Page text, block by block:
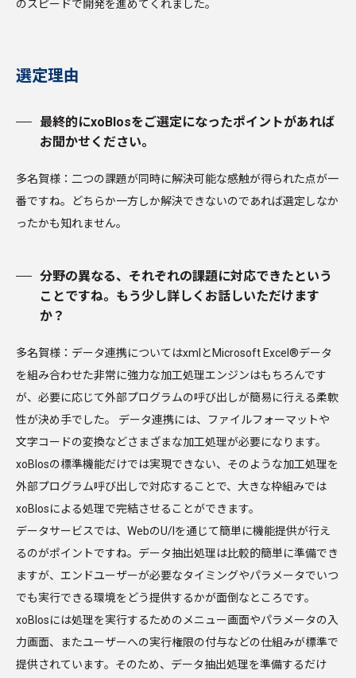
のスピードで開発を進めてくれました。
選定理由
最終的にxoBlosをご選定になったポイントがあれば
お聞かせください。
多名賀様：二つの課題が同時に解決可能な感触が得られた点が一
番ですね。どちらか一方しか解決できないのであれば選定しなか
ったかも知れません。
分野の異なる、それぞれの課題に対応できたという
ことですね。もう少し詳しくお話しいただけます
か？
多名賀様：データ連携についてはxmlとMicrosoft Excel®データ
を組み合わせた非常に強力な加工処理エンジンはもちろんです
が、必要に応じて外部プログラムの呼び出しが簡易に行える柔軟
性が決め手でした。 データ連携には、ファイルフォーマットや
文字コードの変換などさまざまな加工処理が必要になります。
xoBlosの標準機能だけでは実現できない、そのような加工処理を
外部プログラム呼び出しで対応することで、大きな枠組みでは
xoBlosによる処理で完結させることができます。
データサービスでは、WebのU/Iを通じて簡単に機能提供が行え
るのがポイントですね。データ抽出処理は比較的簡単に準備でき
ますが、エンドユーザーが必要なタイミングやパラメータでいつ
でも実行できる環境をどう提供するかが面倒なところです。
xoBlosには処理を実行するためのメニュー画面やパラメータの入
力画面、またユーザーへの実行権限の付与などの仕組みが標準で
提供されています。そのため、データ抽出処理を準備するだけ